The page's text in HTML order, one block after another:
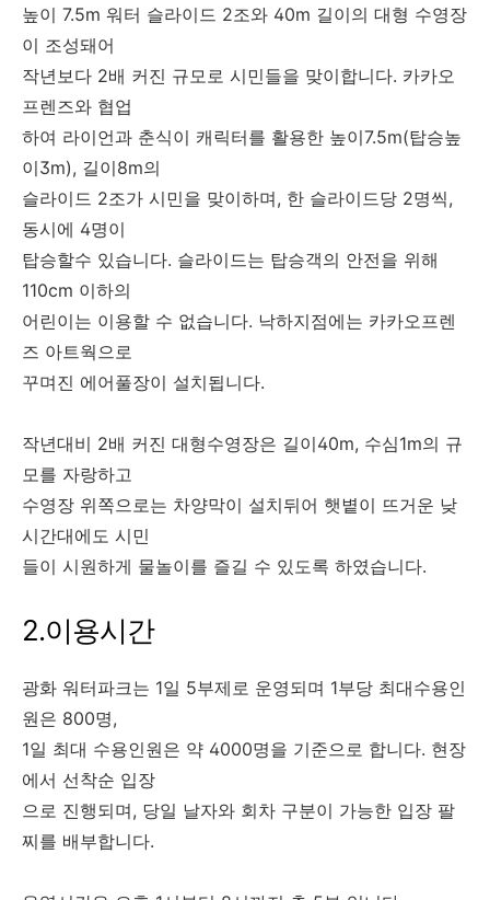
높이 7.5m 워터 슬라이드 2조와 40m 길이의 대형 수영장
이 조성돼어
작년보다 2배 커진 규모로 시민들을 맞이합니다. 카카오
프렌즈와 협업
하여 라이언과 춘식이 캐릭터를 활용한 높이7.5m(탑승높
이3m), 길이8m의
슬라이드 2조가 시민을 맞이하며, 한 슬라이드당 2명씩,
동시에 4명이
탑승할수 있습니다. 슬라이드는 탑승객의 안전을 위해
110cm 이하의
어린이는 이용할 수 없습니다. 낙하지점에는 카카오프렌
즈 아트웍으로
꾸며진 에어풀장이 설치됩니다.
작년대비 2배 커진 대형수영장은 길이40m, 수심1m의 규
모를 자랑하고
수영장 위쪽으로는 차양막이 설치뒤어 햇볕이 뜨거운 낮
시간대에도 시민
들이 시원하게 물놀이를 즐길 수 있도록 하였습니다.
2.이용시간
광화 워터파크는 1일 5부제로 운영되며 1부당 최대수용인
원은 800명,
1일 최대 수용인원은 약 4000명을 기준으로 합니다. 현장
에서 선착순 입장
으로 진행되며, 당일 날자와 회차 구분이 가능한 입장 팔
찌를 배부합니다.